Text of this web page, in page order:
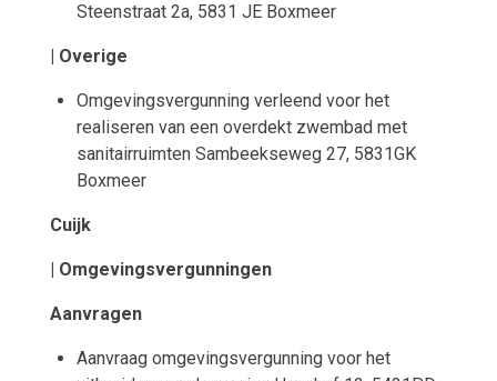
Steenstraat 2a, 5831 JE Boxmeer
| Overige
Omgevingsvergunning verleend voor het
realiseren van een overdekt zwembad met
sanitairruimten Sambeekseweg 27, 5831GK
Boxmeer
Cuijk
| Omgevingsvergunningen
Aanvragen
Aanvraag omgevingsvergunning voor het